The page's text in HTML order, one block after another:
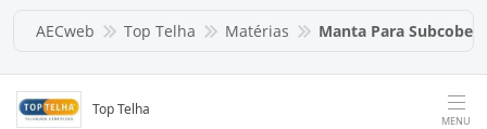
AECweb Top Telha Matérias Manta Para
Top Telha
MENU